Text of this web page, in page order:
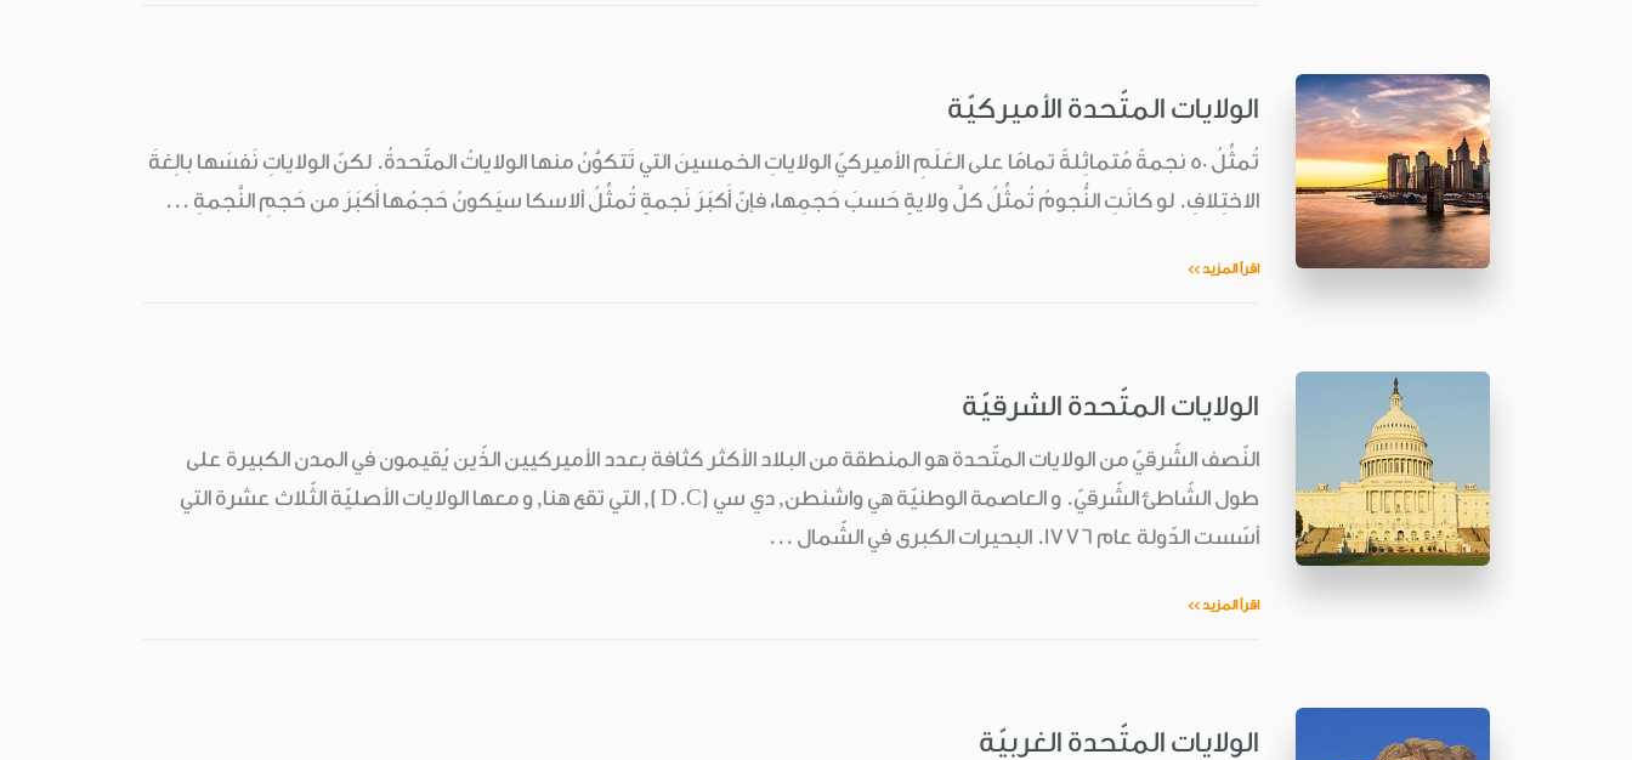
الولايات المتّحدة الأميركيّة
تُمثِّلُ 50 نجمةً مُتماثِلةً تمامًا على العَلَمِ الأميركيّ الولاياتِ الخمسينَ التي تَتكوَّنُ منها الولاياتُ المتّحدةُ. لكنّ الولاياتِ نَفسَها بالِغةَ
الاختِلافِ. لو كانَتِ النُّجومُ تُمثِّلُ كلَّ ولايةٍ حَسبَ حَجمِها، فإنّ أَكبَرَ نَجمةٍ تُمثِّلُ ألاسكا سيَكونُ حَجمُها أَكبَرَ من حَجمِ النَّجمةِ ...
اقرأ المزيد >>
الولايات المتّحدة الشرقيّة
النّصف الشّرقيّ من الولايات المتّحدة هو المنطقة من البلاد الأكثر كثافة بعدد الأميركيين الذّين يُقيمون في المدن الكبيرة على
طول الشّاطئ الشّرقيّ. و العاصمة الوطنيّة هي واشنطن, دي سي (D.C ), التي تقع هنا, و معها الولايات الأصليّة الثّلاث عشرة التي
أسّست الدّولة عام ١٧٧٦. البحيرات الكبرى في الشّمال ...
اقرأ المزيد >>
الولايات المتّحدة الغربيّة